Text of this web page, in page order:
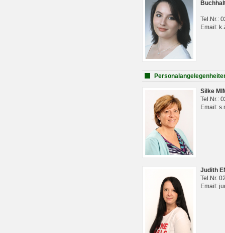
Tel.Nr.:
Email:
Silke
Tel.Nr.:
Email:
Judith
Tel.Nr.
Email: